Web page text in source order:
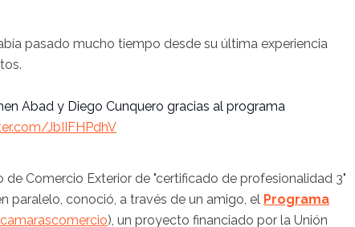
pasado mucho tiempo desde su última experiencia
Abad y Diego Cunquero gracias al programa
JbIIFHPdhV
de Comercio Exterior de "certificado de profesionalidad 3"
paralelo, conoció, a través de un amigo, el Programa
), un proyecto financiado por la Unión